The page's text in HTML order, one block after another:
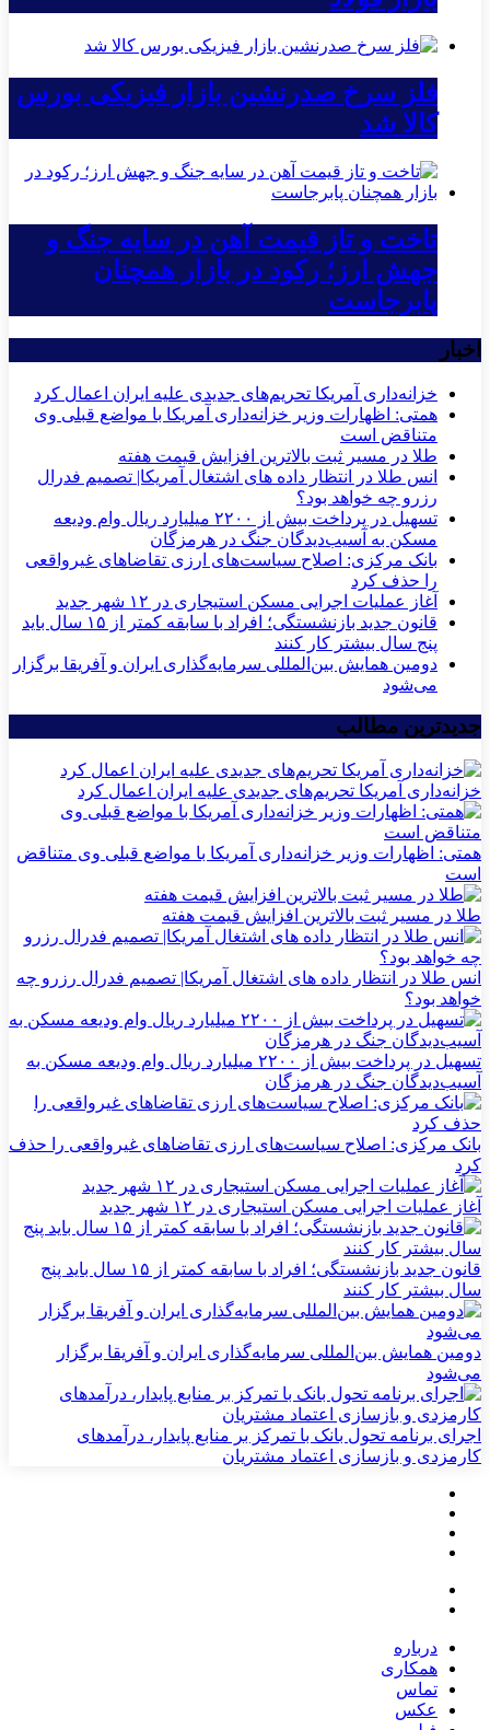
فلز سرخ صدرنشین بازار فیزیکی بورس
کالا شد
تاخت و تاز قیمت آهن در سایه جنگ و
جهش ارز؛ رکود در بازار همچنان
پابرجاست
اخبار
خزانه‌داری آمریکا تحریم‌های جدیدی علیه ایران اعمال کرد
همتی: اظهارات وزیر خزانه‌داری آمریکا با مواضع قبلی وی
متناقض است
طلا در مسیر ثبت بالاترین افزایش قیمت هفته
انس طلا در انتظار داده های اشتغال آمریکا| تصمیم فدرال
رزرو چه خواهد بود؟
تسهیل در پرداخت بیش از ۲۲۰۰ میلیارد ریال وام ودیعه
مسکن به آسیب‌دیدگان جنگ در هرمزگان
بانک مرکزی: اصلاح سیاست‌های ارزی تقاضاهای غیرواقعی
را حذف کرد
آغاز عملیات اجرایی مسکن استیجاری در ۱۲ شهر جدید
قانون جدید بازنشستگی؛ افراد با سابقه کمتر از ۱۵ سال باید
پنج سال بیشتر کار کنند
دومین همایش بین‌المللی سرمایه‌گذاری ایران و آفریقا برگزار
می‌شود
جدیدترین مطالب
خزانه‌داری آمریکا تحریم‌های جدیدی علیه ایران اعمال کرد
همتی: اظهارات وزیر خزانه‌داری آمریکا با مواضع قبلی وی متناقض
است
طلا در مسیر ثبت بالاترین افزایش قیمت هفته
انس طلا در انتظار داده های اشتغال آمریکا| تصمیم فدرال رزرو چه
خواهد بود؟
تسهیل در پرداخت بیش از ۲۲۰۰ میلیارد ریال وام ودیعه مسکن به
آسیب‌دیدگان جنگ در هرمزگان
بانک مرکزی: اصلاح سیاست‌های ارزی تقاضاهای غیرواقعی را حذف
کرد
آغاز عملیات اجرایی مسکن استیجاری در ۱۲ شهر جدید
قانون جدید بازنشستگی؛ افراد با سابقه کمتر از ۱۵ سال باید پنج
سال بیشتر کار کنند
دومین همایش بین‌المللی سرمایه‌گذاری ایران و آفریقا برگزار
می‌شود
اجرای برنامه تحول بانک با تمرکز بر منابع پایدار، درآمدهای
کارمزدی و بازسازی اعتماد مشتریان
درباره
همکاری
تماس
عکس